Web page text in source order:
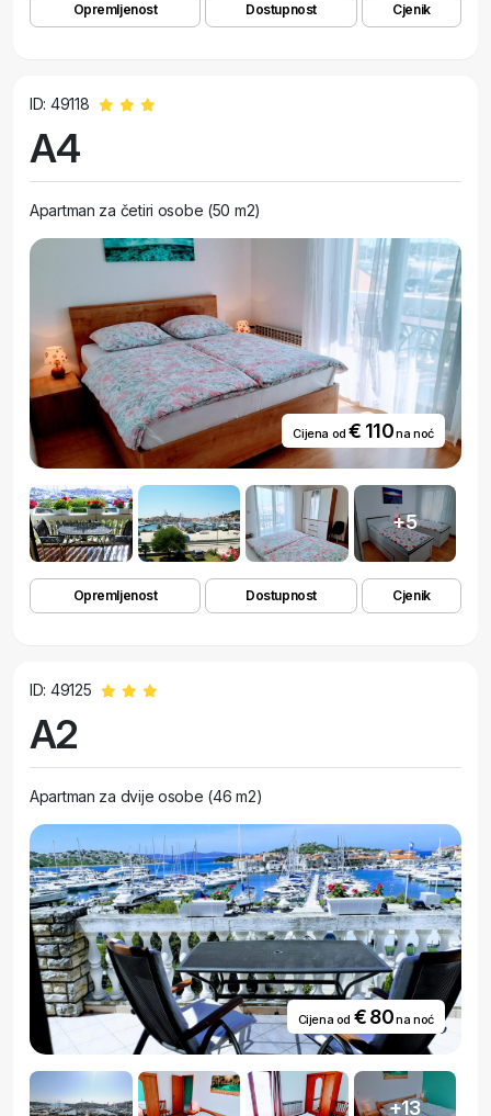
Opremljenost Dostupnost Cjenik
ID: 49118
A4
Apartman za četiri osobe (50 m2)
Cijena od€ 110na noć
+5
Opremljenost Dostupnost Cjenik
ID: 49125
A2
Apartman za dvije osobe (46 m2)
Cijena od € 80na noć
+13